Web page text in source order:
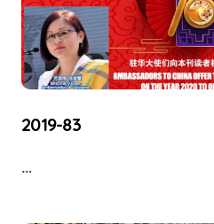
2019-83
…